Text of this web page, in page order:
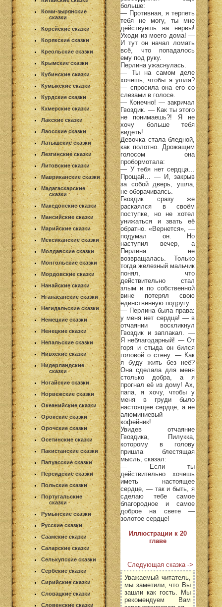
Коми-зырянские
сказки
Корейские сказки
Корякские сказки
Креольские сказки
Крымские сказки
Кубинские сказки
Кумыкские сказки
Курдские сказки
Кхмерские сказки
Лакские сказки
Лаосские сказки
Латышские сказки
Лезгинские сказки
Литовские сказки
Мавриканские сказки
Мадагаскарские
сказки
Македонские сказки
Мансийские сказки
Марийские сказки
Мексиканские сказки
Молдавские сказки
Монгольские сказки
Мордовские сказки
Нанайские сказки
Нганасанские сказки
Негидальские сказки
Немецкие сказки
Ненецкие сказки
Непальские сказки
Нивхские сказки
Нидерландские
сказки
Ногайские сказки
Норвежские сказки
Океанийские сказки
Орокские сказки
Орочские сказки
Осетинские сказки
Пакистанские сказки
Папуасские сказки
Персидские сказки
Польские сказки
Португальские
сказки
Румынские сказки
Русские сказки
Саамские сказки
Саларские сказки
Селькупские сказки
Сербские сказки
Сирийские сказки
Словацкие сказки
Словенские сказки
больше:
— Противная, я терпеть
тебя не могу, ты мне
действуешь на нервы!
Уходи из моего дома! —
И тут он начал ломать
всё, что попадалось
ему под руку.
Перлина ужаснулась.
— Ты на самом деле
хочешь, чтобы я ушла?
— спросила она его со
слезами в голосе.
— Конечно! — закричал
Гвоздик. — Как ты этого
не понимаешь?! Я не
хочу больше тебя
видеть!
Девочка стала бледной,
как полотно. Дрожащим
голосом она
пробормотала:
— У тебя нет сердца…
Прощай… — И, закрыв
за собой дверь, ушла,
не оборачиваясь.
Гвоздик сразу же
раскаялся в своём
поступке, но не хотел
унижаться и звать её
обратно. «Вернется», —
подумал он. Но
наступил вечер, а
Перлина не
возвращалась. Только
тогда железный мальчик
понял, что
действительно стал
злым и по собственной
вине потерял свою
единственную подругу.
— Перлина была права:
у меня нет сердца! — в
отчаянии воскликнул
Гвоздик и заплакал. —
Я неблагодарный! — От
горя и стыда он бился
головой о стену. — Как
я буду жить без неё?
Она сделала для меня
столько добра, а я
прогнал её из дому! Ах,
папа, я хочу, чтобы у
меня в груди было
настоящее сердце, а не
алюминиевый
кофейник!
Увидев отчаяние
Гвоздика, Пилукка,
которому в голову
пришла блестящая
мысль, сказал:
— Если ты
действительно хочешь
иметь настоящее
сердце, — так и быть, я
сделаю тебе самое
благородное и самое
доброе на свете —
золотое сердце!
Иллюстрации к 20
главе
Следующая сказка ->
Уважаемый читатель,
мы заметили, что Вы
зашли как гость. Мы
рекомендуем Вам